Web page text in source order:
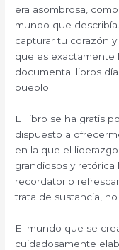
era asombrosa,
mundo que
capturar tu corazón
que es exactamente
documental libros
pueblo.
El libro se ha gratis
dispuesto a
en la que el
grandiosos y retórica
recordatorio
trata de sustancia, no
El mundo que se
cuidadosamente